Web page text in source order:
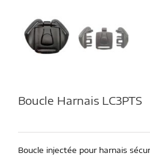
Boucle Harnais LC3PTS
Boucle injectée pour harnais